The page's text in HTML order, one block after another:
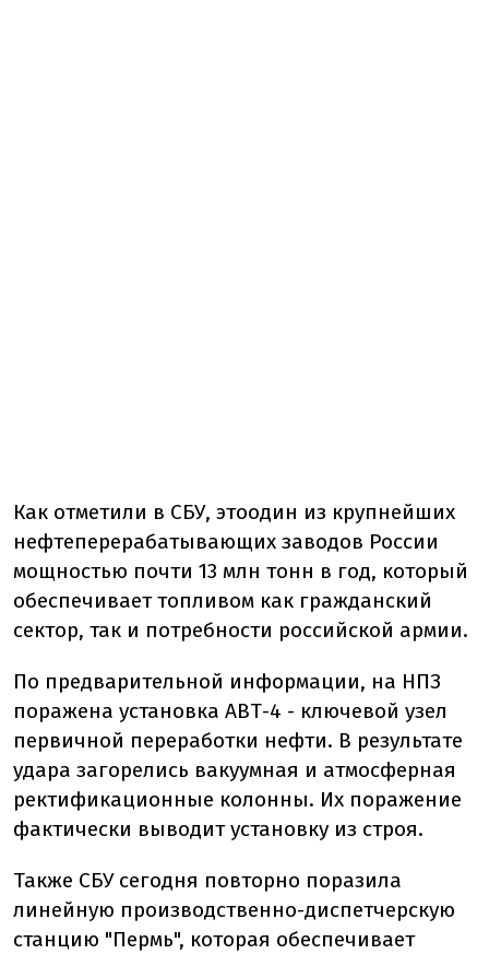
Как отметили в СБУ, этоодин из крупнейших
нефтеперерабатывающих заводов России
мощностью почти 13 млн тонн в год, который
обеспечивает топливом как гражданский
сектор, так и потребности российской армии.
По предварительной информации, на НПЗ
поражена установка АВТ-4 - ключевой узел
первичной переработки нефти. В результате
удара загорелись вакуумная и атмосферная
ректификационные колонны. Их поражение
фактически выводит установку из строя.
Также СБУ сегодня повторно поразила
линейную производственно-диспетчерскую
станцию "Пермь", которая обеспечивает